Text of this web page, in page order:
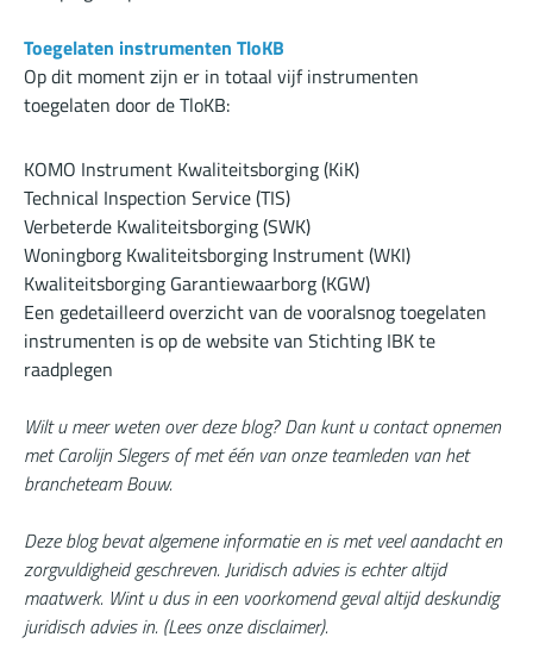
Toegelaten instrumenten TloKB
Op dit moment zijn er in totaal vijf instrumenten
toegelaten door de TloKB:
KOMO Instrument Kwaliteitsborging (KiK)
Technical Inspection Service (TIS)
Verbeterde Kwaliteitsborging (SWK)
Woningborg Kwaliteitsborging Instrument (WKI)
Kwaliteitsborging Garantiewaarborg (KGW)
Een gedetailleerd overzicht van de vooralsnog toegelaten
instrumenten is op dewebsite van Stichting IBKte
raadplegen
Wilt u meer weten over deze blog? Dan kunt u contact opnemen
met Carolijn Slegers of met één van onze teamleden van het
brancheteam Bouw.
Deze blog bevat algemene informatie en is met veel aandacht en
zorgvuldigheid geschreven. Juridisch advies is echter altijd
maatwerk. Wint u dus in een voorkomend geval altijd deskundig
juridisch advies in. (Lees onze disclaimer).